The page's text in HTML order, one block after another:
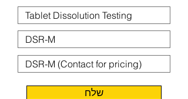
שלח